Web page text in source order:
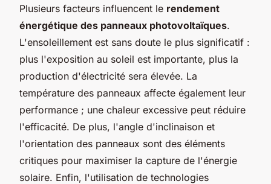
Plusieurs facteurs influencent le rendement
énergétique des panneaux photovoltaïques.
L'ensoleillement est sans doute le plus significatif :
plus l'exposition au soleil est importante, plus la
production d'électricité sera élevée. La
température des panneaux affecte également leur
performance ; une chaleur excessive peut réduire
l'efficacité. De plus, l'angle d'inclinaison et
l'orientation des panneaux sont des éléments
critiques pour maximiser la capture de l'énergie
solaire. Enfin, l'utilisation de technologies